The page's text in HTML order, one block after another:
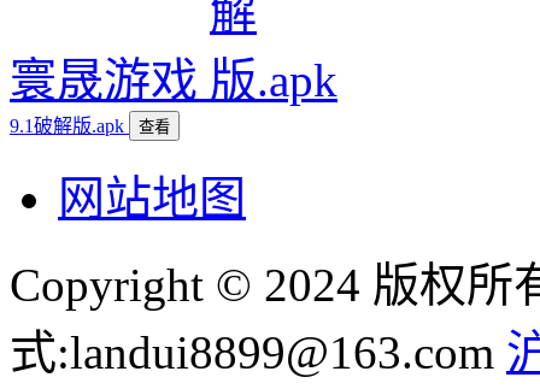
寰晟游戏
9.1破解版.apk 查看
网站地图
Copyright © 2024 版权所
式:landui8899@163.com